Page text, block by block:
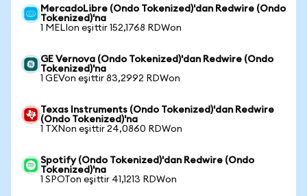
MercadoLibre (Ondo Tokenized)'dan Redwire (Ondo
Tokenized)'na
1 MELIon eşittir 152,1768 RDWon
GE Vernova (Ondo Tokenized)'dan Redwire (Ondo
Tokenized)'na
1 GEVon eşittir 83,2992 RDWon
Texas Instruments (Ondo Tokenized)'dan Redwire
(Ondo Tokenized)'na
1 TXNon eşittir 24,0860 RDWon
Spotify (Ondo Tokenized)'dan Redwire (Ondo
Tokenized)'na
1 SPOTon eşittir 41,1213 RDWon